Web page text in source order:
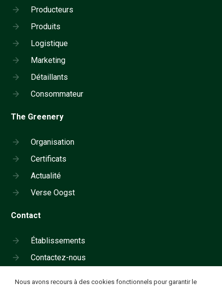
Producteurs
Produits
Logistique
Marketing
Détaillants
Consommateur
The Greenery
Organisation
Certificats
Actualité
Verse Oogst
Contact
Établissements
Contactez-nous
Nous avons recours à des cookies fonctionnels pour garantir le
Cookie instellingen